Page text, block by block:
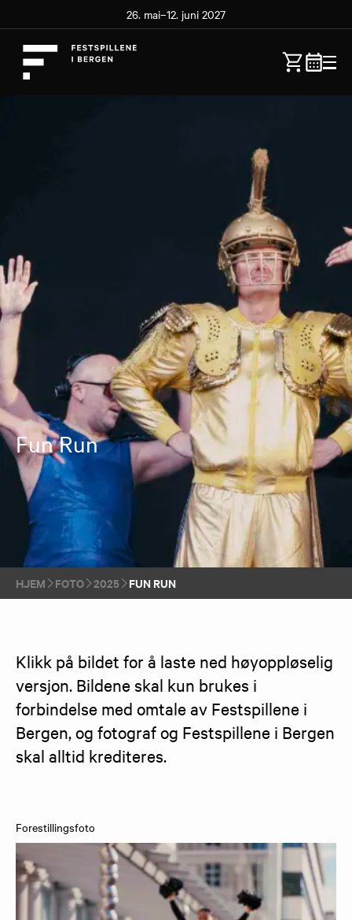
26. mai–12. juni 2027
Fun Run
HJEM FOTO 2025 FUN RUN
Klikk på bildet for å laste ned høyoppløselig
versjon. Bildene skal kun brukes i
forbindelse med omtale av Festspillene i
Bergen, og fotograf og Festspillene i Bergen
skal alltid krediteres.
Forestillingsfoto